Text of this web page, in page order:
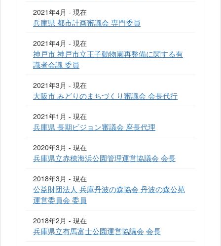
2021年4月 - 現在
兵庫県 都市計画審議会 専門委員
2021年4月 - 現在
神戸市 神戸市立王子動物園再整備に関する有
識者会議 委員
2021年3月 - 現在
大阪市 みどりのまちづくり審議会 会長代行
2021年1月 - 現在
兵庫県 長期ビジョン審議会 座長代理
2020年3月 - 現在
兵庫県立赤穂海浜公園管理運営協議会 会長
2018年3月 - 現在
公益財団法人 兵庫丹波の森協会 丹波の森公苑
運営委員会 委員
2018年2月 - 現在
兵庫県立有馬富士公園運営協議会 会長